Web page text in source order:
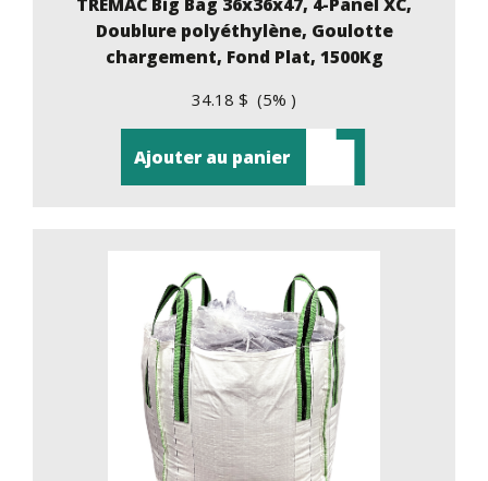
Doublure polyéthylène, Goulotte
chargement, Fond Plat, 1500Kg
34.18 $ (5% )
Ajouter au panier